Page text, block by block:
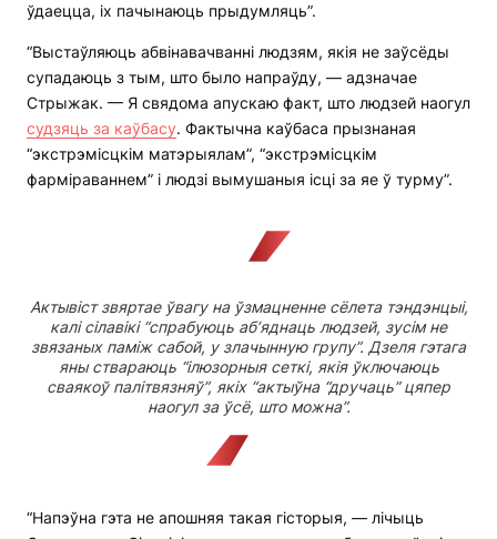
ўдаецца, іх пачынаюць прыдумляць”.
“Выстаўляюць абвінавачванні людзям, якія не заўсёды
супадаюць з тым, што было напраўду, — адзначае
Стрыжак. — Я свядома апускаю факт, што людзей наогул
судзяць за каўбасу. Фактычна каўбаса прызнаная
“экстрэмісцкім матэрыялам”, “экстрэмісцкім
фарміраваннем” і людзі вымушаныя ісці за яе ў турму”.
Актывіст звяртае ўвагу на ўзмацненне сёлета тэндэнцыі,
калі сілавікі “спрабуюць аб’яднаць людзей, зусім не
звязаных паміж сабой, у злачынную групу”. Дзеля гэтага
яны ствараюць “ілюзорныя сеткі, якія ўключаюць
сваякоў палітвязняў”, якіх “актыўна “дручаць” цяпер
наогул за ўсё, што можна”.
“Напэўна гэта не апошняя такая гісторыя, — лічыць